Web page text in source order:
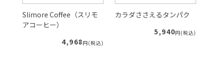
Slimore Coffee（スリモ
アコーヒー）
4,968円(税込)
カラダささえるタンパク
5,940円(税込)